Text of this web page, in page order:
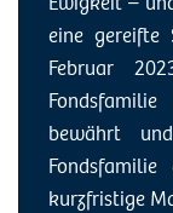
eine gereifte
Februar
bewährt
kurzfristige